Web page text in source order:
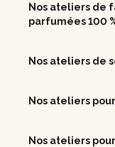
Nos ateliers de
parfumées 100
Nos ateliers de
Nos ateliers
Nos ateliers